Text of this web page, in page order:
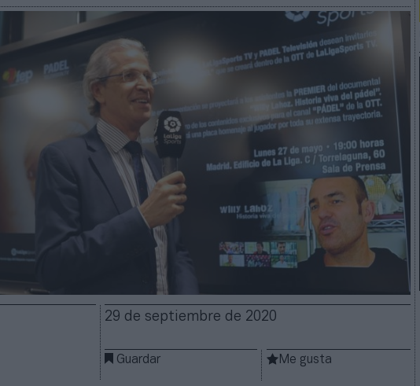
29 de septiembre de 2020
Guardar Me gusta